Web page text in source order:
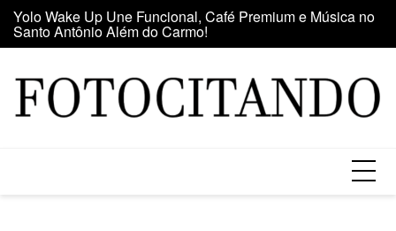
Skip
content
Maior clube de vinil da América Latina participa da Feira
do Vinil no Shopping Center Lapa